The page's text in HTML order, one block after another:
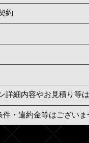
約
詳細内容やお見積り等
・違約金等はございま